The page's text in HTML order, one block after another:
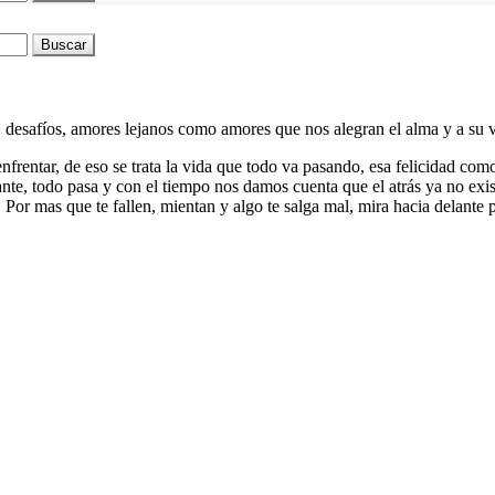
Buscar
amores lejanos como amores que nos alegran el alma y a su
de eso se trata la vida que todo va pasando, esa felicidad
todo pasa y con el tiempo nos damos cuenta que el atrás ya no
mas que te fallen, mientan y algo te salga mal, mira hacia